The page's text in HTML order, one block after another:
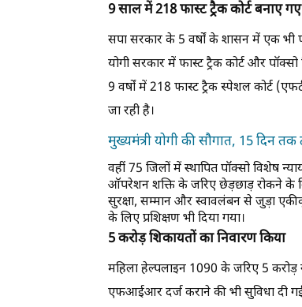
9 साल में 218 फास्ट ट्रैक कोर्ट बनाए गए
सपा सरकार के 5 वर्षों के शासन में एक भी
योगी सरकार में फास्ट ट्रैक कोर्ट और
9 वर्षों में 218 फास्ट ट्रैक स्पेशल कोर्ट
जा रही है।
मुख्यमंत्री योगी की सौगात, 15 दिन तक
वहीं 75 जिलों में स्थापित पॉक्सो विशेष
ऑपरेशन शक्ति के जरिए छेड़छाड़ रोकने के
सुरक्षा, सम्मान और स्वावलंबन से जुड़ा
के लिए प्रशिक्षण भी दिया गया।
5 करोड़ शिकायतों का निवारण किया
महिला हेल्पलाइन 1090 के जरिए 5 करोड़
एफआईआर दर्ज कराने की भी सुविधा दी